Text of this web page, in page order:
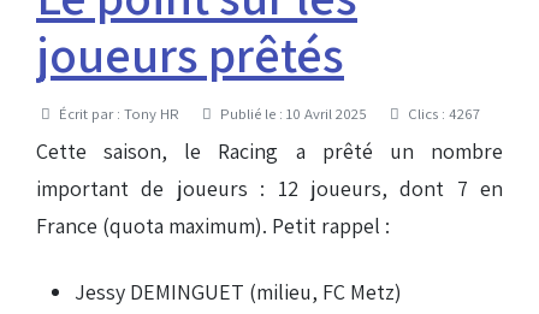
joueurs prêtés
DétailsÉcrit par : Tony HR Publié le : 10 Avril 2025 Clics : 4267
Cette saison, le Racing a prêté un nombre
important de joueurs : 12 joueurs, dont 7 en
France (quota maximum). Petit rappel :
Jessy DEMINGUET (milieu, FC Metz)